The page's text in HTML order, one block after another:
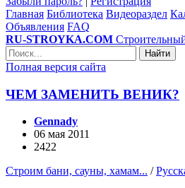
Главная Библиотека Видеораздел
Объявления FAQ
RU-STROYKA.COM
Найти
Полная версия сайта
ЧЕМ ЗАМЕНИТЬ ВЕНИК?
Gennady
06 мая 2011
2422
Строим бани, сауны, хамам... /